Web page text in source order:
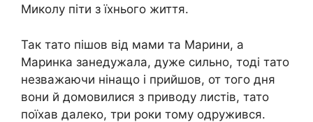
Миколу піти з їхнього життя.
Так тато пішов від мами та Марини, а
Маринка занедужала, дуже сильно, тоді тато
незважаючи нінащо і прийшов, от того дня
вони й домовилися з приводу листів, тато
поїхав далеко, три роки тому одружився.